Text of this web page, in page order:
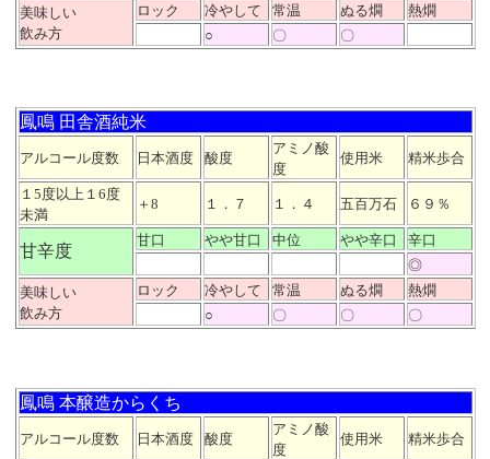
美味しい
飲み方
ロック 冷やして 常温 ぬる燗
熱燗
○
〇 〇
鳳鳴 田舎酒純米
アルコール度数 日本酒度 酸度
アミノ酸
度
使用米 精米歩合
１5度以上１6度
未満
＋8 １．７ １．４ 五百万石 ６９％
甘辛度
甘口 やや甘口 中位 やや辛口
辛口
◎
美味しい
飲み方
ロック 冷やして 常温 ぬる燗
熱燗
○
〇 〇 〇
鳳鳴 本醸造からくち
アルコール度数 日本酒度 酸度
アミノ酸
度
使用米 精米歩合